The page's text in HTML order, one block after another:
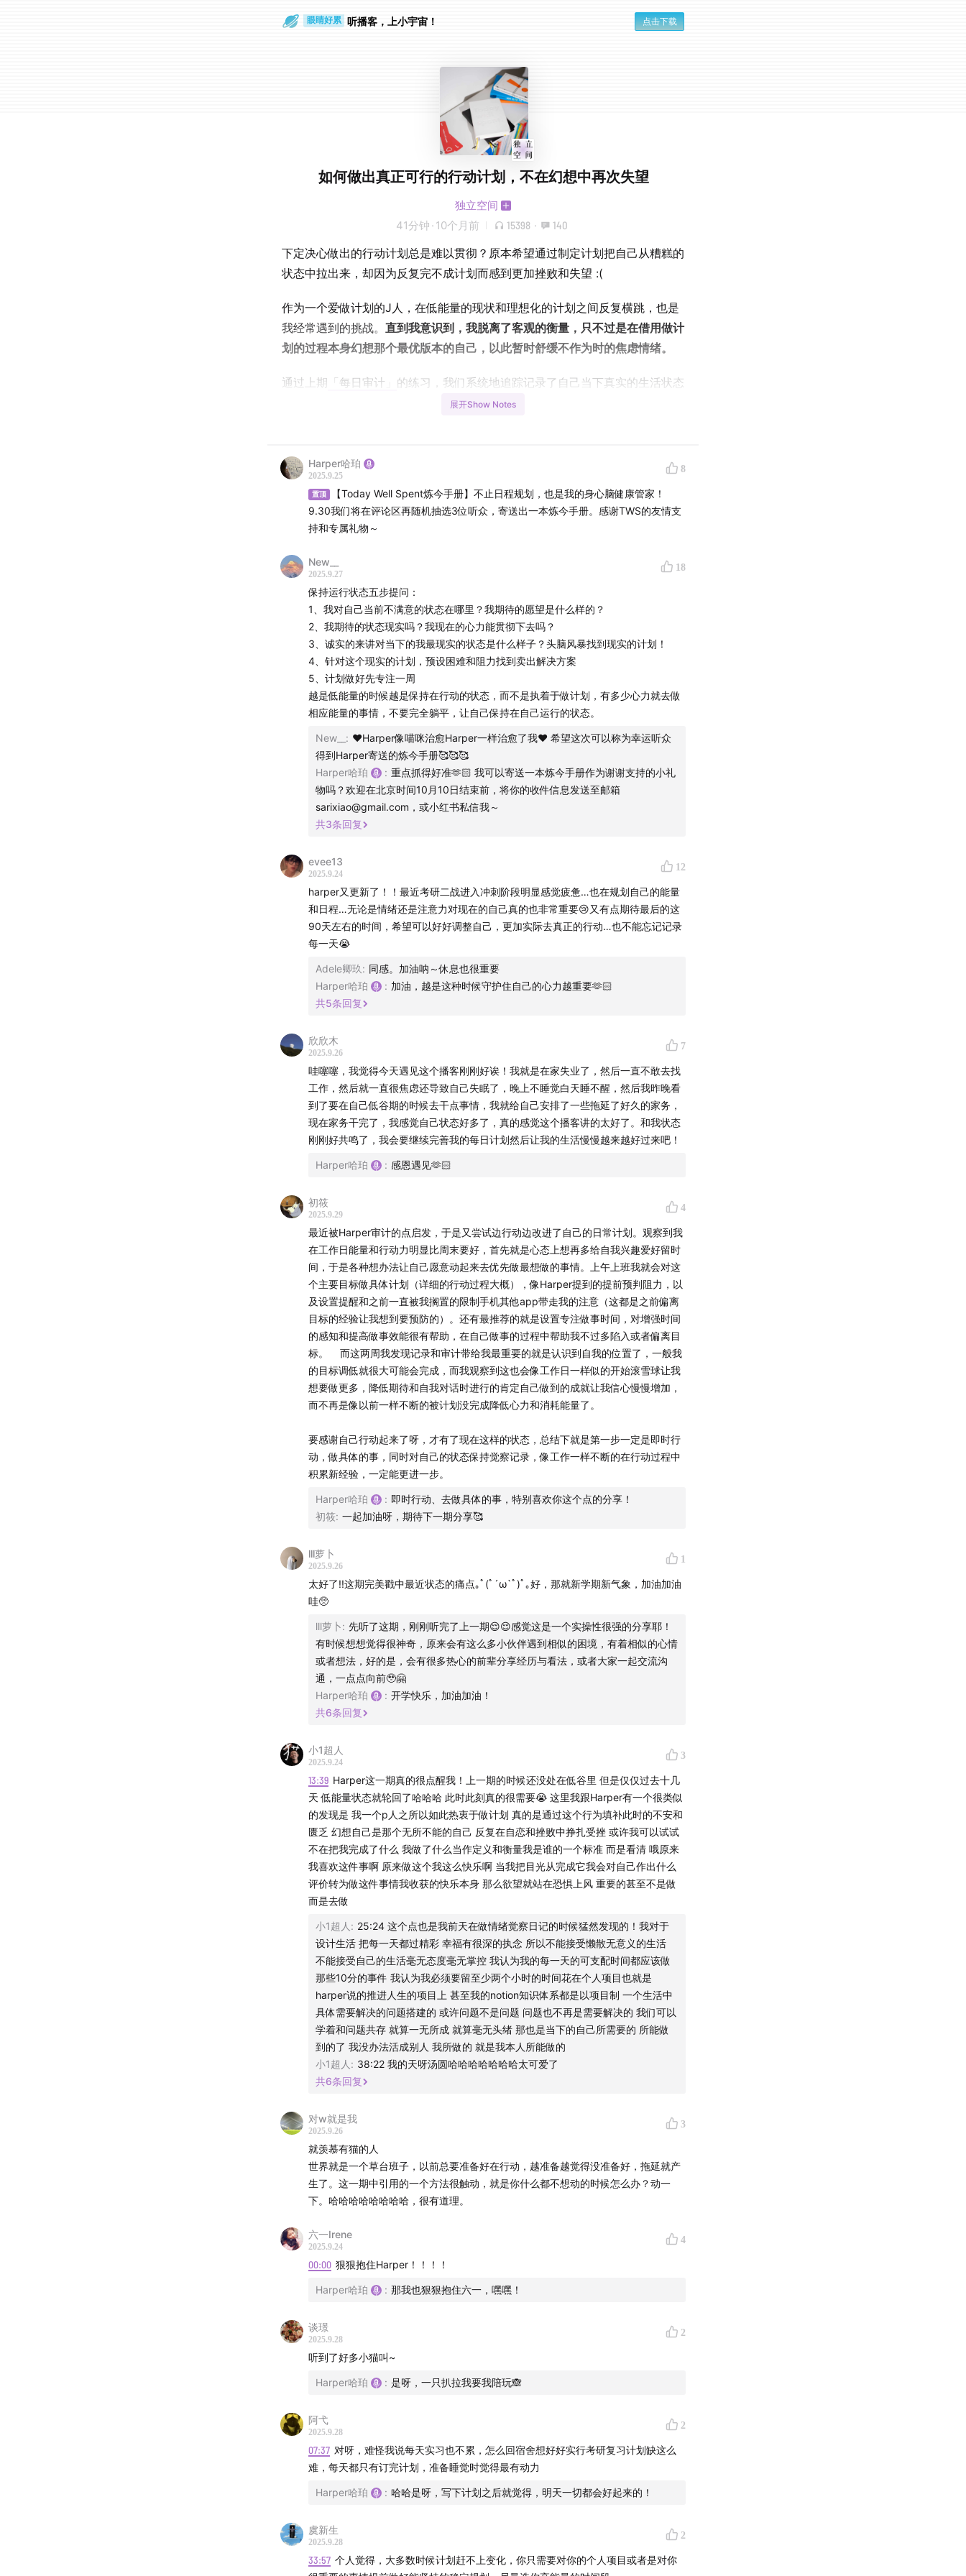
眼睛好累 听播客，上小宇宙！ 点击下载
如何做出真正可行的行动计划，不在幻想中再次失望
独立空间
41分钟 · 10个月前 15398 · 140
下定决心做出的行动计划总是难以贯彻？原本希望通过制定计划把自己从糟糕的
状态中拉出来，却因为反复完不成计划而感到更加挫败和失望 :(
作为一个爱做计划的J人，在低能量的现状和理想化的计划之间反复横跳，也是
我经常遇到的挑战。 直到我意识到，我脱离了客观的衡量，只不过是在借用做计
划的过程本身幻想那个最优版本的自己，以此暂时舒缓不作为时的焦虑情绪。
通过上期 「每日审计」 的练习，我们系统地追踪记录了自己当下真实的生活状态
和能量水平。基于这些自我认识，我们来到「走出能量低谷」三部曲的第二部，
我从人生教练那儿偷了师，只用5个简单的自我提问，控制期待值，降低行动门
槛，循序渐进地把愿望稳稳落地——我们开始吧！
👩🏻‍💻本期配套「一周审计」练习表：Notion模板
📍时间戳：
往期回顾：行动力的议题其实是情绪的议题
90%的计划失败是因为一开始的期待值就设高了：你是在用做计划解决行
动上的问题，还是用它掩盖对当下状态的失望？
一旦能预测到生活状态的较大转变，就请提前部署自己的支持网络！
👇🏻配合这份笔记+练习表来听吧：
和人生教练谈话，被我摸出了一套制定行动计划的可复制路径
第一步｜理清现状
20:36 额外步骤：探索那个源自「匮乏」的内在声音
第三步｜对齐现实
第四步｜预判阻力
第五步｜设置时长
持运作和行动，才是第一步！
🧧听友福利持续放送：Today Well Spent®炼今手册
「走出能量低谷系列」由@Today Well Spent
我们将在本期播客的评论区抽选3位听友寄送炼今手册。除此之外，直至25年
底，每位听友都有专享的85折优惠：
小红书折后购买链接
海外官网专属优惠码：HARPERSPACE15
有科学研究支撑的「健康微习惯」和对「每天专注一件事」的理
管家～
🙋🏻‍♀️提到的往期单集：
拯救行动力！疏通4种情绪堵塞，让想法和行动对齐
愿你看见圆满，本自具足
关于节目：
🎙 《独立空间》是一本关于「长大成人」的声音手册，关注人生设计、效能提升
和身心健康。回归每月10、20、30号更新，带你解锁最好版本的自己，成长为
理想中的大人。
是个对独立和自由很执着的INFJ+水瓶座，也是个
的女孩。家
是青岛、顺德和温哥华。
📧 听友来信/商务合作请邮件联系：sarixiao@gmail.com
🍠 小红书：@
🎵本期音乐："I Fly With You" by Franz Gordon
展开Show Notes
Harper哈珀
2025.9.25
8
置顶
【Today Well Spent炼今手册】不止日程规划，也是我的身心脑健康管家！
9.30我们将在评论区再随机抽选3位听众，寄送出一本炼今手册。感谢TWS的友情支
持和专属礼物～
New__
2025.9.27
18
保持运行状态五步提问：
1、我对自己当前不满意的状态在哪里？我期待的愿望是什么样的？
2、我期待的状态现实吗？我现在的心力能贯彻下去吗？
3、诚实的来讲对当下的我最现实的状态是什么样子？头脑风暴找到现实的计划！
4、针对这个现实的计划，预设困难和阻力找到卖出解决方案
5、计划做好先专注一周
越是低能量的时候越是保持在行动的状态，而不是执着于做计划，有多少心力就去做
相应能量的事情，不要完全躺平，让自己保持在自己运行的状态。
New__ : ❤️Harper像喵咪治愈Harper一样治愈了我❤️ 希望这次可以称为幸运听众
得到Harper寄送的炼今手册🥰🥰🥰
Harper哈珀
: 重点抓得好准🫶🏻 我可以寄送一本炼今手册作为谢谢支持的小礼
物吗？欢迎在北京时间10月10日结束前，将你的收件信息发送至邮箱
sarixiao@gmail.com，或小红书私信我～
共3条回复
evee13
2025.9.24
12
harper又更新了！！最近考研二战进入冲刺阶段明显感觉疲惫…也在规划自己的能量
和日程…无论是情绪还是注意力对现在的自己真的也非常重要😢又有点期待最后的这
90天左右的时间，希望可以好好调整自己，更加实际去真正的行动…也不能忘记记录
每一天😭
Adele卿玖 : 同感。加油呐～休息也很重要
Harper哈珀
: 加油，越是这种时候守护住自己的心力越重要🫶🏻
共5条回复
欣欣木
2025.9.26
7
哇噻噻，我觉得今天遇见这个播客刚刚好诶！我就是在家失业了，然后一直不敢去找
工作，然后就一直很焦虑还导致自己失眠了，晚上不睡觉白天睡不醒，然后我昨晚看
到了要在自己低谷期的时候去干点事情，我就给自己安排了一些拖延了好久的家务，
现在家务干完了，我感觉自己状态好多了，真的感觉这个播客讲的太好了。和我状态
刚刚好共鸣了，我会要继续完善我的每日计划然后让我的生活慢慢越来越好过来吧！
Harper哈珀 : 感恩遇见🫶🏻
初筱
2025.9.29
4
最近被Harper审计的点启发，于是又尝试边行动边改进了自己的日常计划。观察到我
在工作日能量和行动力明显比周末要好，首先就是心态上想再多给自我兴趣爱好留时
间，于是各种想办法让自己愿意动起来去优先做最想做的事情。上午上班我就会对这
个主要目标做具体计划（详细的行动过程大概），像Harper提到的提前预判阻力，以
及设置提醒和之前一直被我搁置的限制手机其他app带走我的注意（这都是之前偏离
目标的经验让我想到要预防的）。还有最推荐的就是设置专注做事时间，对增强时间
的感知和提高做事效能很有帮助，在自己做事的过程中帮助我不过多陷入或者偏离目
标。 而这两周我发现记录和审计带给我最重要的就是认识到自我的位置了，一般我
的目标调低就很大可能会完成，而我观察到这也会像工作日一样似的开始滚雪球让我
想要做更多，降低期待和自我对话时进行的肯定自己做到的成就让我信心慢慢增加，
而不再是像以前一样不断的被计划没完成降低心力和消耗能量了。
要感谢自己行动起来了呀，才有了现在这样的状态，总结下就是第一步一定是即时行
动，做具体的事，同时对自己的状态保持觉察记录，像工作一样不断的在行动过程中
积累新经验，一定能更进一步。
Harper哈珀 : 即时行动、去做具体的事，特别喜欢你这个点的分享！
初筱: 一起加油呀，期待下一期分享🥰
lll萝卜
2025.9.26
1
太好了!!这期完美戳中最近状态的痛点｡ﾟ(ﾟ´ω`ﾟ)ﾟ｡好，那就新学期新气象，加油加油
哇🥺
lll萝卜: 先听了这期，刚刚听完了上一期😌😌感觉这是一个实操性很强的分享耶！
有时候想想觉得很神奇，原来会有这么多小伙伴遇到相似的困境，有着相似的心情
或者想法，好的是，会有很多热心的前辈分享经历与看法，或者大家一起交流沟
通，一点点向前🥹🤗
Harper哈珀
: 开学快乐，加油加油！
共6条回复
小1超人
2025.9.24
3
13:39 Harper这一期真的很点醒我！上一期的时候还没处在低谷里 但是仅仅过去十几
天 低能量状态就轮回了哈哈哈 此时此刻真的很需要😭 这里我跟Harper有一个很类似
的发现是 我一个p人之所以如此热衷于做计划 真的是通过这个行为填补此时的不安和
匮乏 幻想自己是那个无所不能的自己 反复在自恋和挫败中挣扎受挫 或许我可以试试
不在把我完成了什么 我做了什么当作定义和衡量我是谁的一个标准 而是看清 哦原来
我喜欢这件事啊 原来做这个我这么快乐啊 当我把目光从完成它我会对自己作出什么
评价转为做这件事情我收获的快乐本身 那么欲望就站在恐惧上风 重要的甚至不是做
而是去做
小1超人 : 25:24 这个点也是我前天在做情绪觉察日记的时候猛然发现的！我对于
设计生活 把每一天都过精彩 幸福有很深的执念 所以不能接受懒散无意义的生活
不能接受自己的生活毫无态度毫无掌控 我认为我的每一天的可支配时间都应该做
那些10分的事件 我认为我必须要留至少两个小时的时间花在个人项目也就是
harper说的推进人生的项目上 甚至我的notion知识体系都是以项目制 一个生活中
具体需要解决的问题搭建的 或许问题不是问题 问题也不再是需要解决的 我们可以
学着和问题共存 就算一无所成 就算毫无头绪 那也是当下的自己所需要的 所能做
到的了 我没办法活成别人 我所做的 就是我本人所能做的
小1超人 : 38:22 我的天呀汤圆哈哈哈哈哈哈哈太可爱了
共6条回复
对w就是我
2025.9.26
3
就羡慕有猫的人
世界就是一个草台班子，以前总要准备好在行动，越准备越觉得没准备好，拖延就产
生了。这一期中引用的一个方法很触动，就是你什么都不想动的时候怎么办？动一
下。哈哈哈哈哈哈哈哈，很有道理。
六一Irene
2025.9.24
4
00:00 狠狠抱住Harper！！！！
Harper哈珀 : 那我也狠狠抱住六一，嘿嘿！
谈璟
2025.9.28
2
听到了好多小猫叫~
Harper哈珀 : 是呀，一只扒拉我要我陪玩🙈
阿弋
2025.9.28
2
07:37 对呀，难怪我说每天实习也不累，怎么回宿舍想好好实行考研复习计划缺这么
难，每天都只有订完计划，准备睡觉时觉得最有动力
Harper哈珀 : 哈哈是呀，写下计划之后就觉得，明天一切都会好起来的！
虞新生
2025.9.28
2
33:57 个人觉得，大多数时候计划赶不上变化，你只需要对你的个人项目或者是对你